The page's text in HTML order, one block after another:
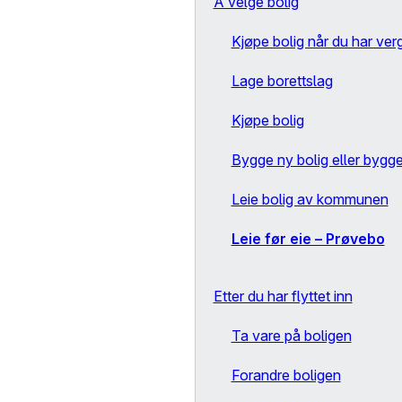
Kjøpe bolig når du har
Lage borettslag
Kjøpe bolig
Bygge ny bolig eller
Leie bolig av kommunen
Leie før eie – Prøvebo
Etter du har flyttet inn
Ta vare på boligen
Forandre boligen